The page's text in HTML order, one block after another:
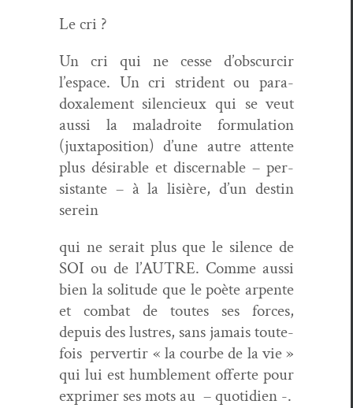
Le cri ?
Un cri qui ne cesse d’obscurcir
l’espace. Un cri stri­dent ou para­
doxale­ment silen­cieux qui se veut
aus­si la mal­adroite for­mu­la­tion
(jux­ta­po­si­tion) d’une autre attente
plus désir­able et dis­cern­able – per­
sis­tante – à la lisière, d’un des­tin
serein
qui ne serait plus que le silence de
SOI ou de l’AUTRE. Comme aus­si
bien la soli­tude que le poète arpente
et com­bat de toutes ses forces,
depuis des lus­tres, sans jamais toute­
fois per­ver­tir « la courbe de la vie »
qui lui est hum­ble­ment offerte pour
exprimer ses mots au – quo­ti­di­en -.